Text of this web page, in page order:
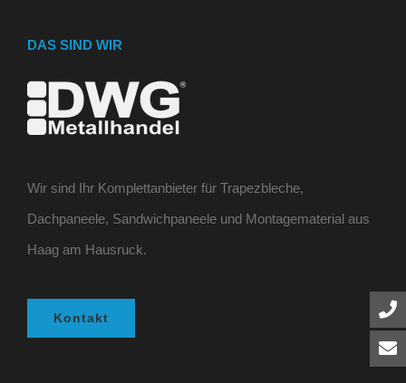
DAS SIND WIR
Wir sind Ihr Komplettanbieter für Trapezbleche,
Dachpaneele, Sandwichpaneele und Montagematerial aus
Haag am Hausruck.
Kontakt